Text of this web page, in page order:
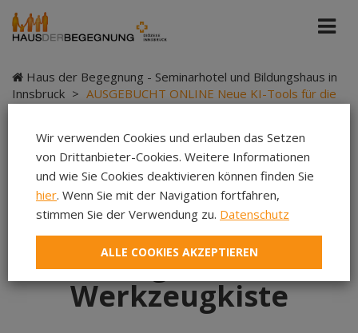
Haus der Begegnung - Seminarhotel und Bildungshaus in
Innsbruck > AUSGEBUCHT ONLINE Neue KI-Tools für die
AUSGEBUCHT ONLINE
Neue KI-Tools für die
digitale
Werkzeugkiste
Wir verwenden Cookies und erlauben das Setzen
von Drittanbieter-Cookies. Weitere Informationen
und wie Sie Cookies deaktivieren können finden Sie
hier. Wenn Sie mit der Navigation fortfahren,
stimmen Sie der Verwendung zu. Datenschutz
ALLE COOKIES AKZEPTIEREN